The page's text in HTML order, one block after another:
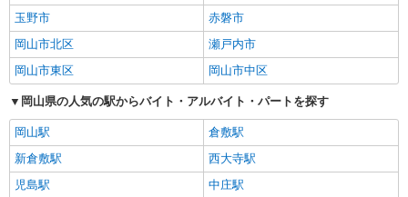
玉野市
赤磐市
岡山市北区
瀬戸内市
岡山市東区
岡山市中区
岡山県の人気の駅からバイト・アルバイト・パートを探す
岡山駅
倉敷駅
新倉敷駅
西大寺駅
児島駅
中庄駅